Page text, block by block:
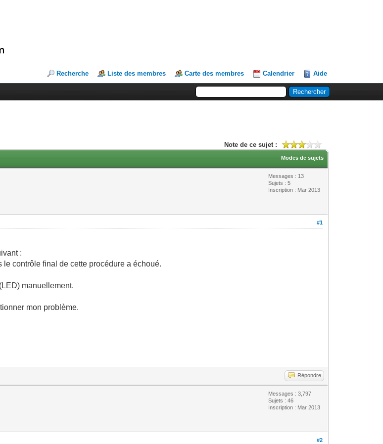
Recherche Liste des membres Carte des membres Calendrier Aide
Note de ce sujet :
Modes de sujets
Messages : 13
Sujets : 5
Inscription : Mar 2013
#1
:
le contrôle final de cette procédure a échoué.
manuellement.
mon problème.
Répondre
Messages : 3,797
Sujets : 46
Inscription : Mar 2013
#2